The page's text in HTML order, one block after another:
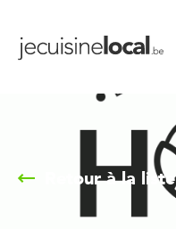
Retour à la liste